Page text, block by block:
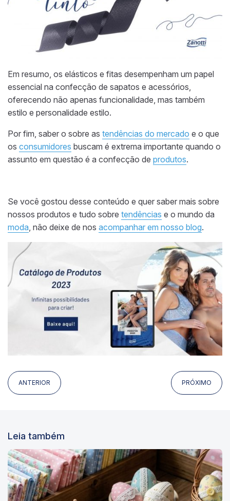
Em resumo, os elásticos e fitas desempenham um papel
essencial na confecção de sapatos e acessórios,
oferecendo não apenas funcionalidade, mas também
estilo e personalidade estilo.
Por fim, saber o sobre as tendências do mercado e o que
os consumidores buscam é extrema importante quando o
assunto em questão é a confecção de produtos.
Se você gostou desse conteúdo e quer saber mais sobre
nossos produtos e tudo sobre tendências e o mundo da
moda, não deixe de nos acompanhar em nosso blog.
ANTERIOR PRÓXIMO
Leia também